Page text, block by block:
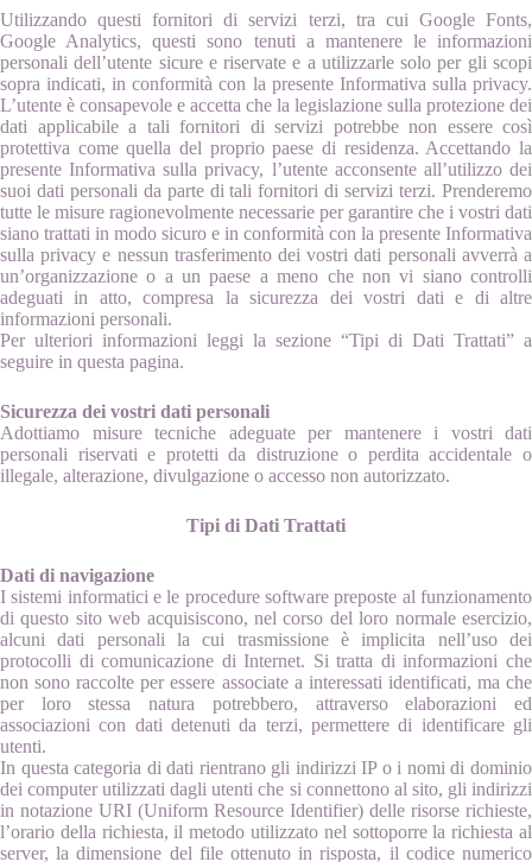
Utilizzando questi fornitori di servizi terzi, tra cui Google Fonts,
Google Analytics, questi sono tenuti a mantenere le informazioni
personali dell’utente sicure e riservate e a utilizzarle solo per gli scopi
sopra indicati, in conformità con la presente Informativa sulla privacy.
L’utente è consapevole e accetta che la legislazione sulla protezione dei
dati applicabile a tali fornitori di servizi potrebbe non essere così
protettiva come quella del proprio paese di residenza. Accettando la
presente Informativa sulla privacy, l’utente acconsente all’utilizzo dei
suoi dati personali da parte di tali fornitori di servizi terzi. Prenderemo
tutte le misure ragionevolmente necessarie per garantire che i vostri dati
siano trattati in modo sicuro e in conformità con la presente Informativa
sulla privacy e nessun trasferimento dei vostri dati personali avverrà a
un’organizzazione o a un paese a meno che non vi siano controlli
adeguati in atto, compresa la sicurezza dei vostri dati e di altre
informazioni personali.
Per ulteriori informazioni leggi la sezione “Tipi di Dati Trattati” a
seguire in questa pagina.
Sicurezza dei vostri dati personali
Adottiamo misure tecniche adeguate per mantenere i vostri dati
personali riservati e protetti da distruzione o perdita accidentale o
illegale, alterazione, divulgazione o accesso non autorizzato.
Tipi di Dati Trattati
Dati di navigazione
I sistemi informatici e le procedure software preposte al funzionamento
di questo sito web acquisiscono, nel corso del loro normale esercizio,
alcuni dati personali la cui trasmissione è implicita nell’uso dei
protocolli di comunicazione di Internet. Si tratta di informazioni che
non sono raccolte per essere associate a interessati identificati, ma che
per loro stessa natura potrebbero, attraverso elaborazioni ed
associazioni con dati detenuti da terzi, permettere di identificare gli
utenti.
In questa categoria di dati rientrano gli indirizzi IP o i nomi di dominio
dei computer utilizzati dagli utenti che si connettono al sito, gli indirizzi
in notazione URI (Uniform Resource Identifier) delle risorse richieste,
l’orario della richiesta, il metodo utilizzato nel sottoporre la richiesta al
server, la dimensione del file ottenuto in risposta, il codice numerico